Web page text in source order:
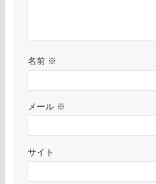
名前 ※
メール ※
サイト